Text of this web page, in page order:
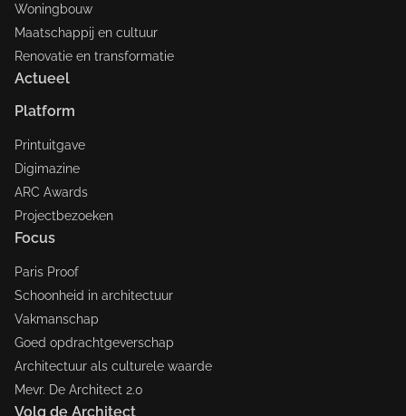
Woningbouw
Maatschappij en cultuur
Renovatie en transformatie
Actueel
Platform
Printuitgave
Digimazine
ARC Awards
Projectbezoeken
Focus
Paris Proof
Schoonheid in architectuur
Vakmanschap
Goed opdrachtgeverschap
Architectuur als culturele waarde
Mevr. De Architect 2.0
Volg de Architect